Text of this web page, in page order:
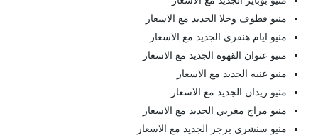
منيو قطوف وحلا الجديد مع الاسعار
منيو ايام هنقري الجديد مع الاسعار
منيو عنوان القهوة الجديد مع الاسعار
منيو عنبه الجديد مع الاسعار
منيو ريدان الجديد مع الاسعار
منيو مزاج مغربي الجديد مع الاسعار
منيو سنشري برجر الجديد مع الاسعار